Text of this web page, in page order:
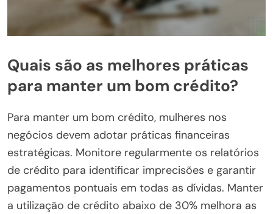
Quais são as melhores práticas
para manter um bom crédito?
Para manter um bom crédito, mulheres nos
negócios devem adotar práticas financeiras
estratégicas. Monitore regularmente os relatórios
de crédito para identificar imprecisões e garantir
pagamentos pontuais em todas as dívidas. Manter
a utilização de crédito abaixo de 30% melhora as